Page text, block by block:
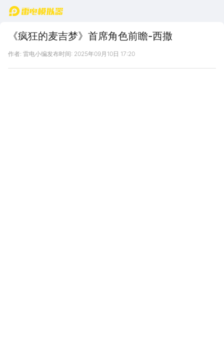
首页
《疯狂的麦吉梦》首席角色前瞻-西撒
作者: 雷电小编发布时间: 2025年09月10日 17:20